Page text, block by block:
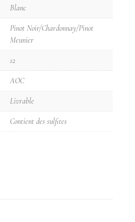
Blanc
Pinot Noir/Chardonnay/Pinot
Meunier
12
AOC
Livrable
Contient des sulfites